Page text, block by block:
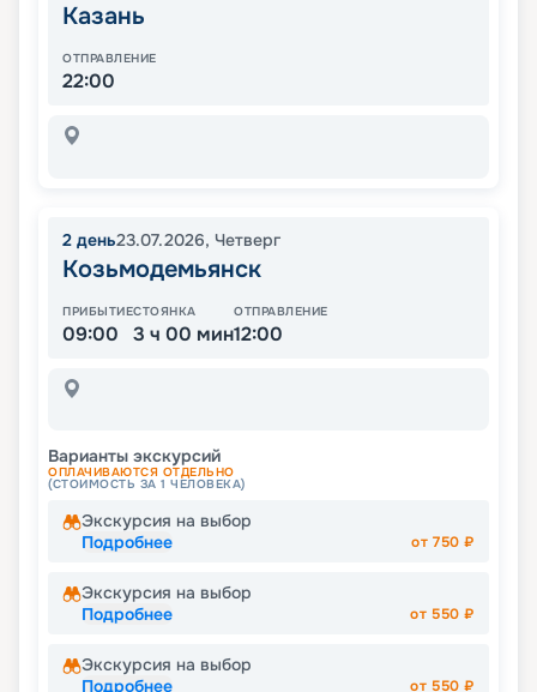
Казань
ОТПРАВЛЕНИЕ
22:00
2 день23.07.2026, Четверг
Козьмодемьянск
ПРИБЫТИЕ
09:00
СТОЯНКА
3 ч 00 мин
ОТПРАВЛЕНИЕ
12:00
Варианты экскурсий
ОПЛАЧИВАЮТСЯ ОТДЕЛЬНО
(СТОИМОСТЬ ЗА 1 ЧЕЛОВЕКА)
Экскурсия на выбор
Подробнее
от 750 ₽
Экскурсия на выбор
Подробнее
от 550 ₽
Экскурсия на выбор
Подробнее
от 550 ₽